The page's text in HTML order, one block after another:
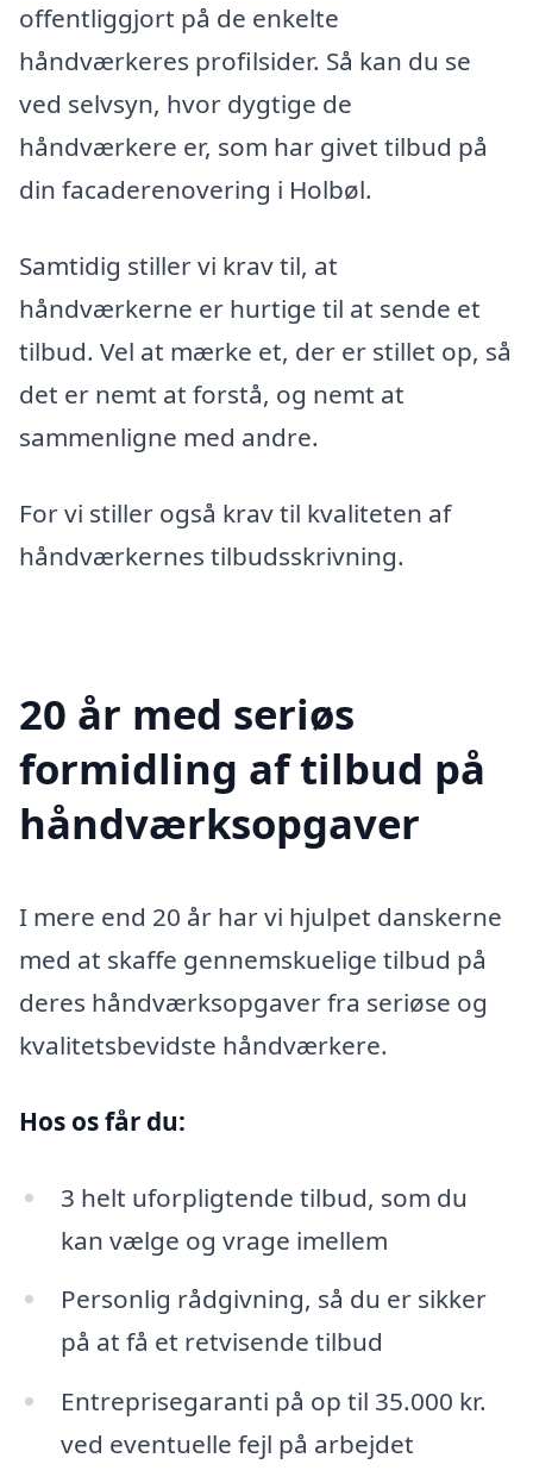
offentliggjort på de enkelte
håndværkeres profilsider. Så kan du se
ved selvsyn, hvor dygtige de
håndværkere er, som har givet tilbud på
din facaderenovering i Holbøl.
Samtidig stiller vi krav til, at
håndværkerne er hurtige til at sende et
tilbud. Vel at mærke et, der er stillet op, så
det er nemt at forstå, og nemt at
sammenligne med andre.
For vi stiller også krav til kvaliteten af
håndværkernes tilbudsskrivning.
20 år med seriøs
formidling af tilbud på
håndværksopgaver
I mere end 20 år har vi hjulpet danskerne
med at skaffe gennemskuelige tilbud på
deres håndværksopgaver fra seriøse og
kvalitetsbevidste håndværkere.
Hos os får du:
3 helt uforpligtende tilbud, som du
kan vælge og vrage imellem
Personlig rådgivning, så du er sikker
på at få et retvisende tilbud
Entreprisegaranti på op til 35.000 kr.
ved eventuelle fejl på arbejdet